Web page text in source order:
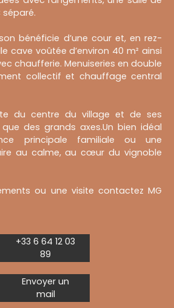
séparé.
bénéficie d’une cour et, en rez-
cave voûtée d’environ 40 m² ainsi
chaufferie. Menuiseries en double
collectif et chauffage central
du centre du village et de ses
des grands axes.Un bien idéal
principale familiale ou une
au calme, au cœur du vignoble
ou une visite contactez MG
+33 6 64 12 03
89
Envoyer un
mail